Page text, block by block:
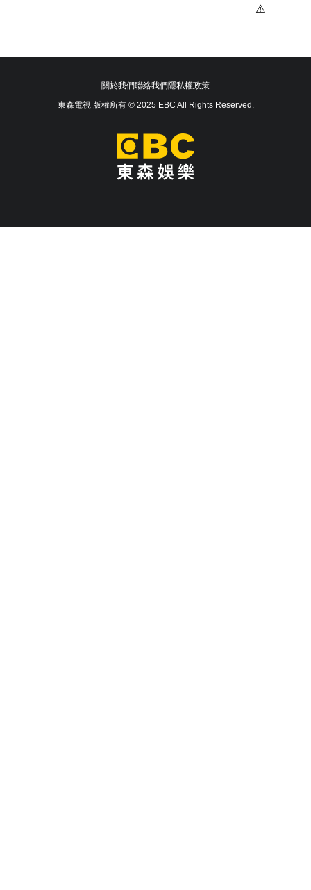
關於我們聯絡我們隱私權政策
東森電視 版權所有 © 2025 EBC All Rights Reserved.